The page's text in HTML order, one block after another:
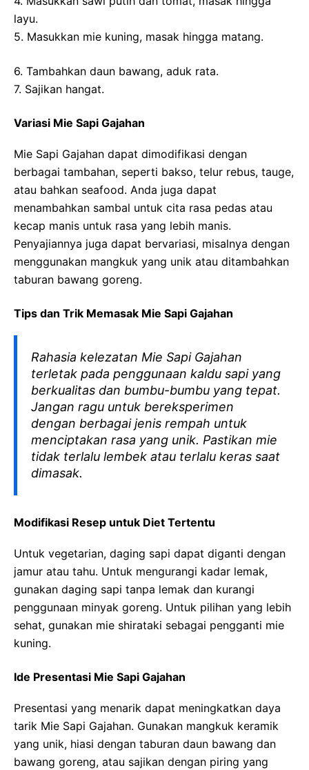
layu.
5. Masukkan mie kuning, masak hingga matang.
6. Tambahkan daun bawang, aduk rata.
7. Sajikan hangat.
Variasi Mie Sapi Gajahan
Mie Sapi Gajahan dapat dimodifikasi dengan
berbagai tambahan, seperti bakso, telur rebus, tauge,
atau bahkan seafood. Anda juga dapat
menambahkan sambal untuk cita rasa pedas atau
kecap manis untuk rasa yang lebih manis.
Penyajiannya juga dapat bervariasi, misalnya dengan
menggunakan mangkuk yang unik atau ditambahkan
taburan bawang goreng.
Tips dan Trik Memasak Mie Sapi Gajahan
Rahasia kelezatan Mie Sapi Gajahan
terletak pada penggunaan kaldu sapi yang
berkualitas dan bumbu-bumbu yang tepat.
Jangan ragu untuk bereksperimen
dengan berbagai jenis rempah untuk
menciptakan rasa yang unik. Pastikan mie
tidak terlalu lembek atau terlalu keras saat
dimasak.
Modifikasi Resep untuk Diet Tertentu
Untuk vegetarian, daging sapi dapat diganti dengan
jamur atau tahu. Untuk mengurangi kadar lemak,
gunakan daging sapi tanpa lemak dan kurangi
penggunaan minyak goreng. Untuk pilihan yang lebih
sehat, gunakan mie shirataki sebagai pengganti mie
kuning.
Ide Presentasi Mie Sapi Gajahan
Presentasi yang menarik dapat meningkatkan daya
tarik Mie Sapi Gajahan. Gunakan mangkuk keramik
yang unik, hiasi dengan taburan daun bawang dan
bawang goreng, atau sajikan dengan piring yang